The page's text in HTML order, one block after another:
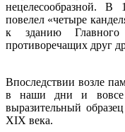
нецелесообразной.
повелел «четыре
к зданию Главного
противоречащих друг
Впоследствии возле
в наши дни и вовсе
выразительный
XIX века.